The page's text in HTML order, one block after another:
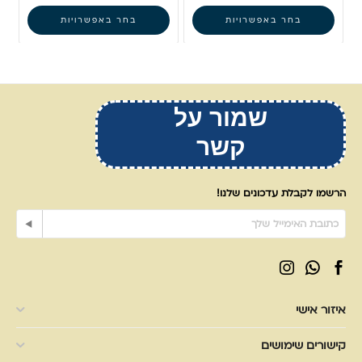
בחר באפשרויות בחר באפשרויות
שמור על
קשר
הרשמו לקבלת עדכונים שלנו!
איזור אישי
קישורים שימושים